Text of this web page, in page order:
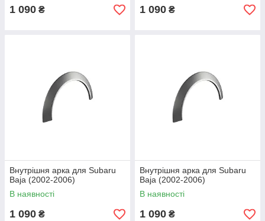
1 090 ₴ 1 090 ₴
Внутрішня арка для Subaru
Baja (2002-2006)
В наявності
1 090 ₴
Внутрішня арка для Subaru
Baja (2002-2006)
В наявності
1 090 ₴